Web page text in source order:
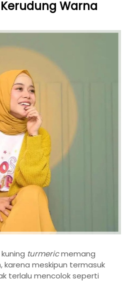
Warna
turmericmemang
karena meskipun termasuk
terlalu mencolok seperti